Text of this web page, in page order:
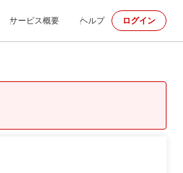
サービス概要 ヘルプ ログイン